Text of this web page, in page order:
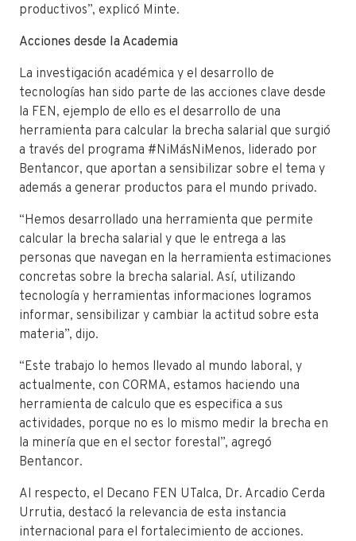
productivos”, explicó Minte.
Acciones desde la Academia
La investigación académica y el desarrollo de
tecnologías han sido parte de las acciones clave desde
la FEN, ejemplo de ello es el desarrollo de una
herramienta para calcular la brecha salarial que surgió
a través del programa #NiMásNiMenos, liderado por
Bentancor, que aportan a sensibilizar sobre el tema y
además a generar productos para el mundo privado.
“Hemos desarrollado una herramienta que permite
calcular la brecha salarial y que le entrega a las
personas que navegan en la herramienta estimaciones
concretas sobre la brecha salarial. Así, utilizando
tecnología y herramientas informaciones logramos
informar, sensibilizar y cambiar la actitud sobre esta
materia”, dijo.
“Este trabajo lo hemos llevado al mundo laboral, y
actualmente, con CORMA, estamos haciendo una
herramienta de calculo que es especifica a sus
actividades, porque no es lo mismo medir la brecha en
la minería que en el sector forestal”, agregó
Bentancor.
Al respecto, el Decano FEN UTalca, Dr. Arcadio Cerda
Urrutia, destacó la relevancia de esta instancia
internacional para el fortalecimiento de acciones.